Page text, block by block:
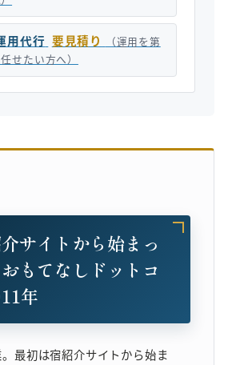
用代行 要見積り
（運用を第
せたい方へ）
サイトから始まっ
もてなしドットコ
年
最初は宿紹介サイトから始ま